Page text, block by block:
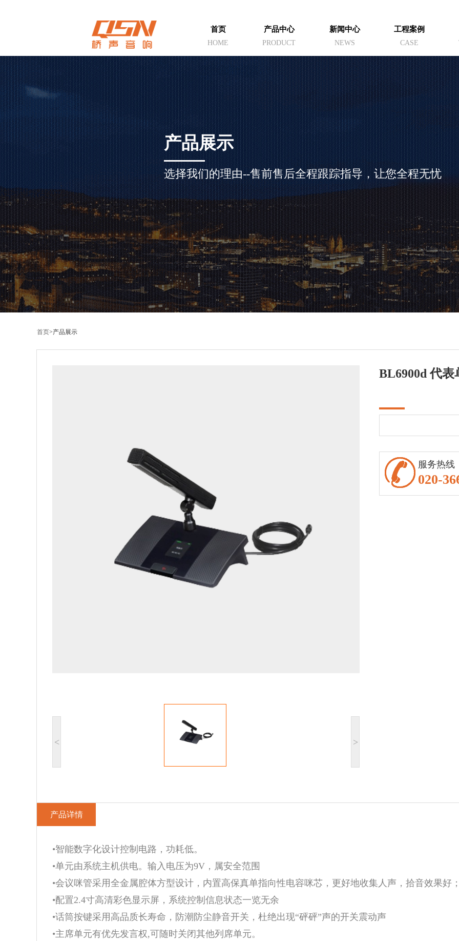
首页
HOME
产品中心
PRODUCT
新闻中心
NEWS
工程案例
CASE
产品展示
选择我们的理由--售前售后全程跟踪指导，让您全程无忧
首页>产品展示
< >
BL6900d 代表
服务热线
020-
产品详情
•智能数字化设计控制电路，功耗低。
•单元由系统主机供电。输入电压为9V，属安全范围
•会议咪管采用全金属腔体方型设计，内置高保真单指向性电容咪芯，更好地收集人声，拾音效果好
•配置2.4寸高清彩色显示屏，系统控制信息状态一览无余
•话筒按键采用高品质长寿命，防潮防尘静音开关，杜绝出现“砰砰”声的开关震动声
•主席单元有优先发言权,可随时关闭其他列席单元。